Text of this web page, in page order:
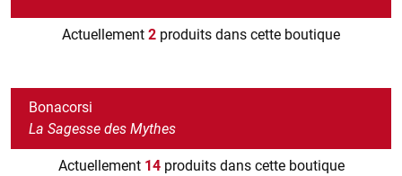
Actuellement 2 produits dans cette boutique
Bonacorsi
La Sagesse des Mythes
Actuellement 14produits dans cette boutique